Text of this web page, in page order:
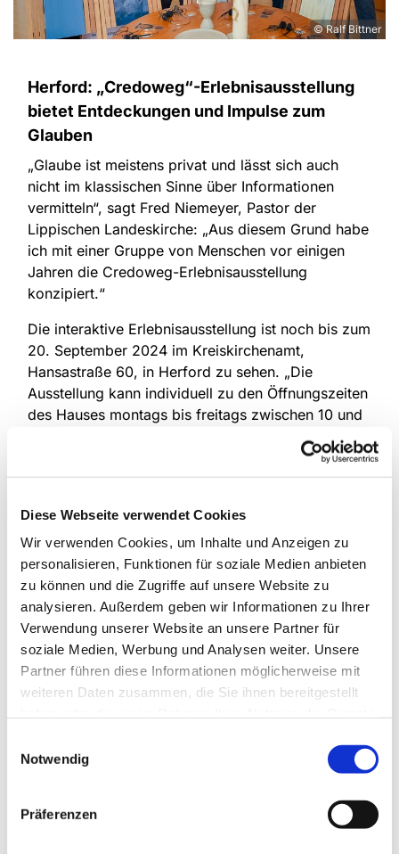
Diese Webseite verwendet Cookies
Wir verwenden Cookies, um Inhalte und Anzeigen zu
personalisieren, Funktionen für soziale Medien anbieten
zu können und die Zugriffe auf unsere Website zu
analysieren. Außerdem geben wir Informationen zu Ihrer
Verwendung unserer Website an unsere Partner für
soziale Medien, Werbung und Analysen weiter. Unsere
Partner führen diese Informationen möglicherweise mit
weiteren Daten zusammen, die Sie ihnen bereitgestellt
Notwendig
Präferenzen
© Ralf Bittner
Herford: „Credoweg“-Erlebnisausstellung
bietet Entdeckungen und Impulse zum
Glauben
„Glaube ist meistens privat und lässt sich auch
nicht im klassischen Sinne über Informationen
vermitteln“, sagt Fred Niemeyer, Pastor der
Lippischen Landeskirche: „Aus diesem Grund habe
ich mit einer Gruppe von Menschen vor einigen
Jahren die Credoweg-Erlebnisausstellung
konzipiert.“
Die interaktive Erlebnisausstellung ist noch bis zum
20. September 2024 im Kreiskirchenamt,
Hansastraße 60, in Herford zu sehen. „Die
Ausstellung kann individuell zu den Öffnungszeiten
des Hauses montags bis freitags zwischen 10 und
Absprache besucht werden“, sagt Ernst-Udo
Herche von der Mediothek des Evangelischen
Die Ausstellung setzt auf Impulse, die zur
Auseinandersetzung mit dem Thema Glauben
einladen. Da sie modular aufgebaut ist und mit
mehr als 30 interaktiven Impulsen die Neugierde
und Experimentierfreude fordert, ist sie nach
Absprache auch für Workshops oder Gruppen wie
Frauenhilfen, Mitarbeiterkurse, Schulklassen oder
Konfi-Gruppen geeignet. Die Ausstellung möchte
Austausch auf Augenhöhe über Erlebnisse,
Deutungen und theologische Einsichten geht.
Der „Credoweg“ fördert die Sprachfähigkeit zum
Thema Glauben und damit auch die Kompetenz